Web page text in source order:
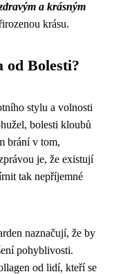
a krásným
krásu.
od Bolesti?
stylu a volnosti
bolesti kloubů
brání v tom,
je, že existují
tak nepříjemné
naznačují, že by
pohyblivosti.
od lidí, kteří se